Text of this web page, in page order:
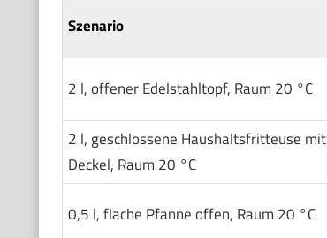
Szenario
2 l, offener Edelstahltopf, Raum 20 °C
2 l, geschlossene Haushaltsfritteuse mit
Deckel, Raum 20 °C
0,5 l, flache Pfanne offen, Raum 20 °C